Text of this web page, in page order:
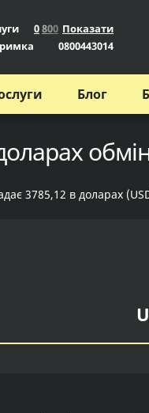
0800 Показати
0800443014
Блог
3785,12 в доларах